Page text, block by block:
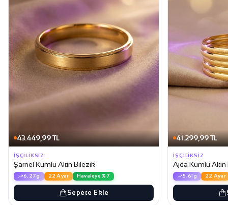
43.449,99 TL
İŞÇILIKSIZ
Şarnel Kumlu Altın Bilezik
6.27g 22 Ayar Havaleye %7
Sepete Ekle
41.299,99 TL
İŞÇILIKSIZ
Ajda Kumlu
5.61g 22 Ayar